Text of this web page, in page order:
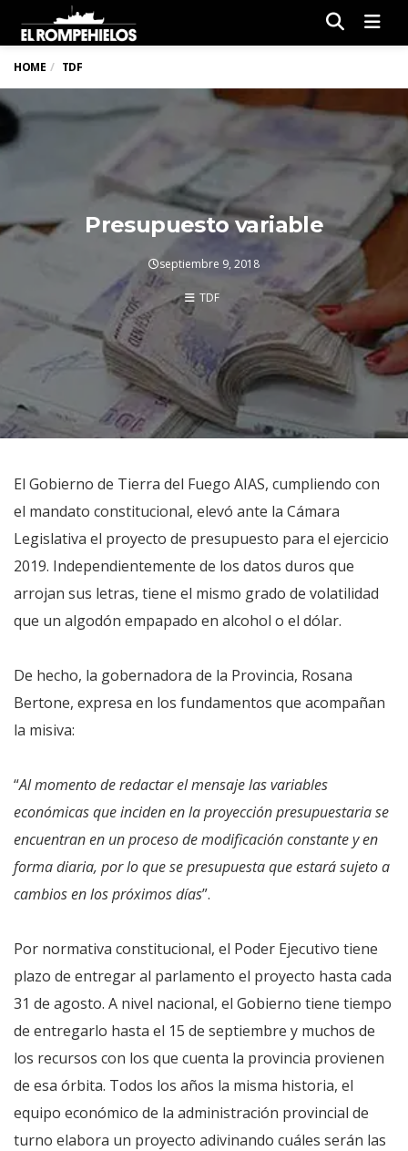
HOME TDF
Presupuesto variable
septiembre 9, 2018
TDF
El Gobierno de Tierra del Fuego AIAS, cumpliendo con
el mandato constitucional, elevó ante la Cámara
Legislativa el proyecto de presupuesto para el ejercicio
2019. Independientemente de los datos duros que
arrojan sus letras, tiene el mismo grado de volatilidad
que un algodón empapado en alcohol o el dólar.
De hecho, la gobernadora de la Provincia, Rosana
Bertone, expresa en los fundamentos que acompañan
la misiva:
“Al momento de redactar el mensaje las variables
económicas que inciden en la proyección presupuestaria se
encuentran en un proceso de modificación constante y en
forma diaria, por lo que se presupuesta que estará sujeto a
cambios en los próximos días”.
Por normativa constitucional, el Poder Ejecutivo tiene
plazo de entregar al parlamento el proyecto hasta cada
31 de agosto. A nivel nacional, el Gobierno tiene tiempo
de entregarlo hasta el 15 de septiembre y muchos de
los recursos con los que cuenta la provincia provienen
de esa órbita. Todos los años la misma historia, el
equipo económico de la administración provincial de
turno elabora un proyecto adivinando cuáles serán las